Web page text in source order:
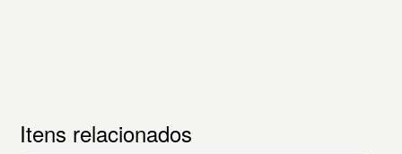
Itens relacionados